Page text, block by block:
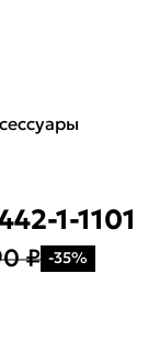
1-1101
₽ -35%